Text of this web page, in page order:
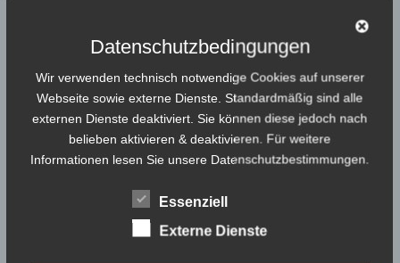
FGBMFI – VOICE 1961
Datenschutzbedingungen
Wir verwenden technisch notwendige Cookies auf unserer
Webseite sowie externe Dienste. Standardmäßig sind alle
externen Dienste deaktiviert. Sie können diese jedoch nach
belieben aktivieren & deaktivieren. Für weitere
Informationen lesen Sie unsere Datenschutzbestimmungen.
Essenziell
Externe Dienste